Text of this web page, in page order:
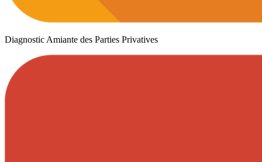
Diagnostic Amiante des Parties Privatives